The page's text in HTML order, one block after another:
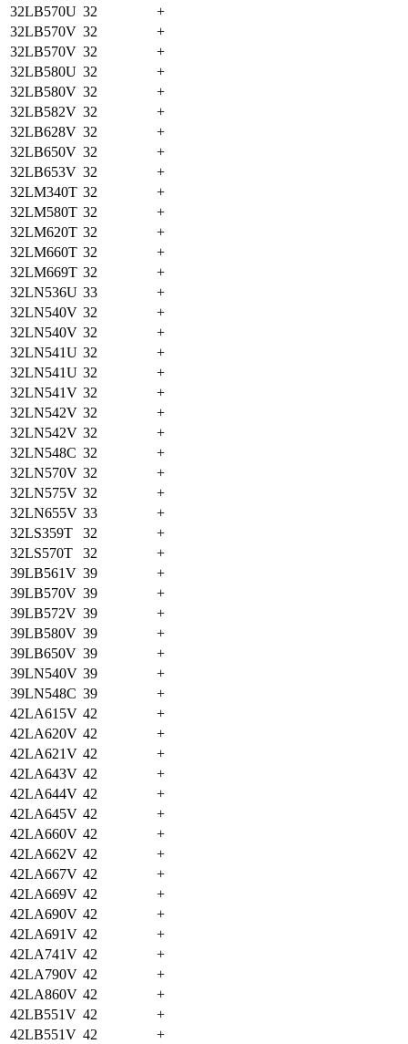
32LB570U 32
+
32LB570V 32
+
32LB570V 32
+
32LB580U 32
+
32LB580V 32
+
32LB582V 32
+
32LB628V 32
+
32LB650V 32
+
32LB653V 32
+
32LM340T 32
+
32LM580T 32
+
32LM620T 32
+
32LM660T 32
+
32LM669T 32
+
32LN536U 33
+
32LN540V 32
+
32LN540V 32
+
32LN541U 32
+
32LN541U 32
+
32LN541V 32
+
32LN542V 32
+
32LN542V 32
+
32LN548C 32
+
32LN570V 32
+
32LN575V 32
+
32LN655V 33
+
32LS359T
32
+
32LS570T
32
+
39LB561V 39
+
39LB570V 39
+
39LB572V 39
+
39LB580V 39
+
39LB650V 39
+
39LN540V 39
+
39LN548C 39
+
42LA615V 42
+
42LA620V 42
+
42LA621V 42
+
42LA643V 42
+
42LA644V 42
+
42LA645V 42
+
42LA660V 42
+
42LA662V 42
+
42LA667V 42
+
42LA669V 42
+
42LA690V 42
+
42LA691V 42
+
42LA741V 42
+
42LA790V 42
+
42LA860V 42
+
42LB551V 42
+
42LB551V 42
+